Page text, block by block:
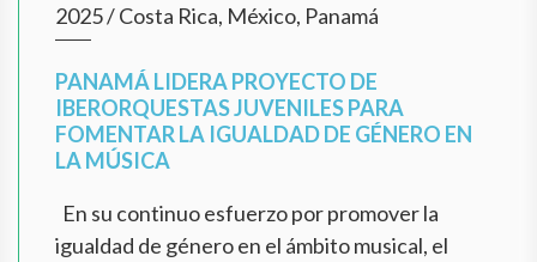
2025/Costa Rica, México, Panamá
PANAMÁ LIDERA PROYECTO DE
IBERORQUESTAS JUVENILES PARA
FOMENTAR LA IGUALDAD DE GÉNERO EN
LA MÚSICA
En su continuo esfuerzo por promover la
igualdad de género en el ámbito musical, el